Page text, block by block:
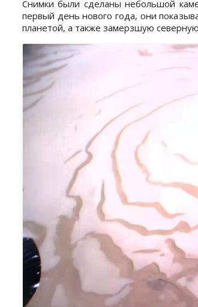
Снимки были сделаны небольшой
первый день нового года, они
планетой, а также замерзшую